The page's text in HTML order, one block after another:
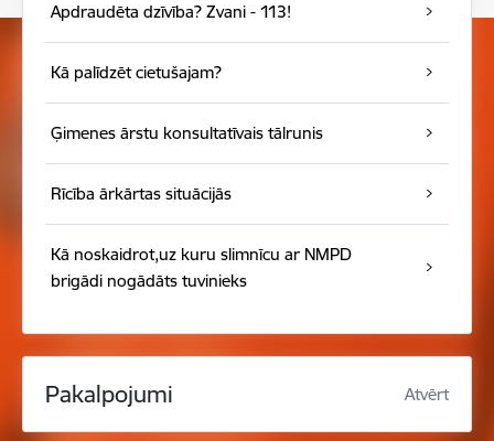
Apdraudēta dzīvība? Zvani - 113!
Kā palīdzēt cietušajam?
Ģimenes ārstu konsultatīvais tālrunis
Rīcība ārkārtas situācijās
Kā noskaidrot,uz kuru slimnīcu ar NMPD
brigādi nogādāts tuvinieks
Pakalpojumi Atvērt